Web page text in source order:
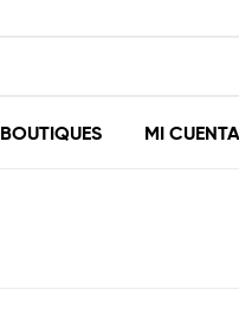
BOUTIQUES MI CUENTA